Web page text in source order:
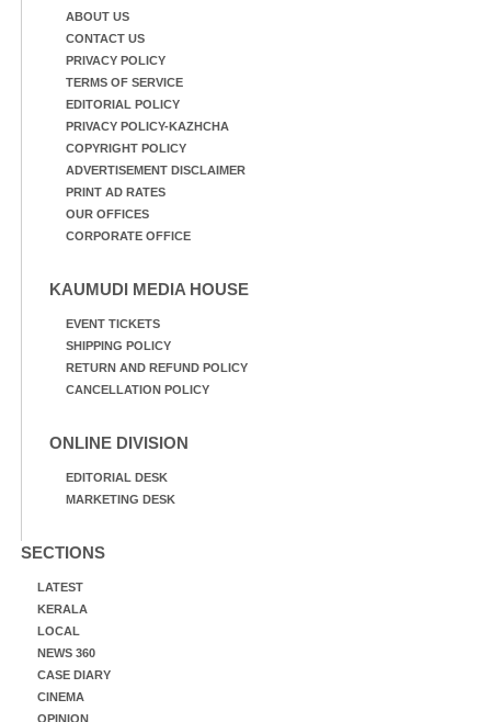
ABOUT US
CONTACT US
PRIVACY POLICY
TERMS OF SERVICE
EDITORIAL POLICY
PRIVACY POLICY-KAZHCHA
COPYRIGHT POLICY
ADVERTISEMENT DISCLAIMER
PRINT AD RATES
OUR OFFICES
CORPORATE OFFICE
KAUMUDI MEDIA HOUSE
EVENT TICKETS
SHIPPING POLICY
RETURN AND REFUND POLICY
CANCELLATION POLICY
ONLINE DIVISION
EDITORIAL DESK
MARKETING DESK
SECTIONS
LATEST
KERALA
LOCAL
NEWS 360
CASE DIARY
CINEMA
OPINION